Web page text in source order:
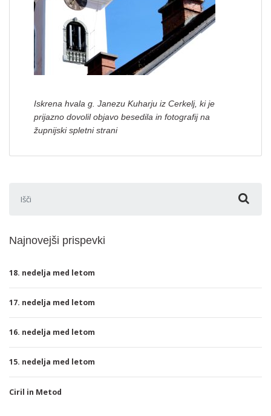
Iskrena hvala g. Janezu Kuharju iz Cerkelj, ki je
prijazno dovolil objavo besedila in fotografij na
župnijski spletni strani
Najnovejši prispevki
18. nedelja med letom
17. nedelja med letom
16. nedelja med letom
15. nedelja med letom
Ciril in Metod